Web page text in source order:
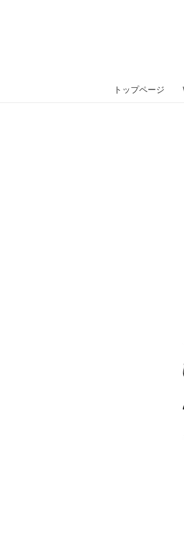
トップページ